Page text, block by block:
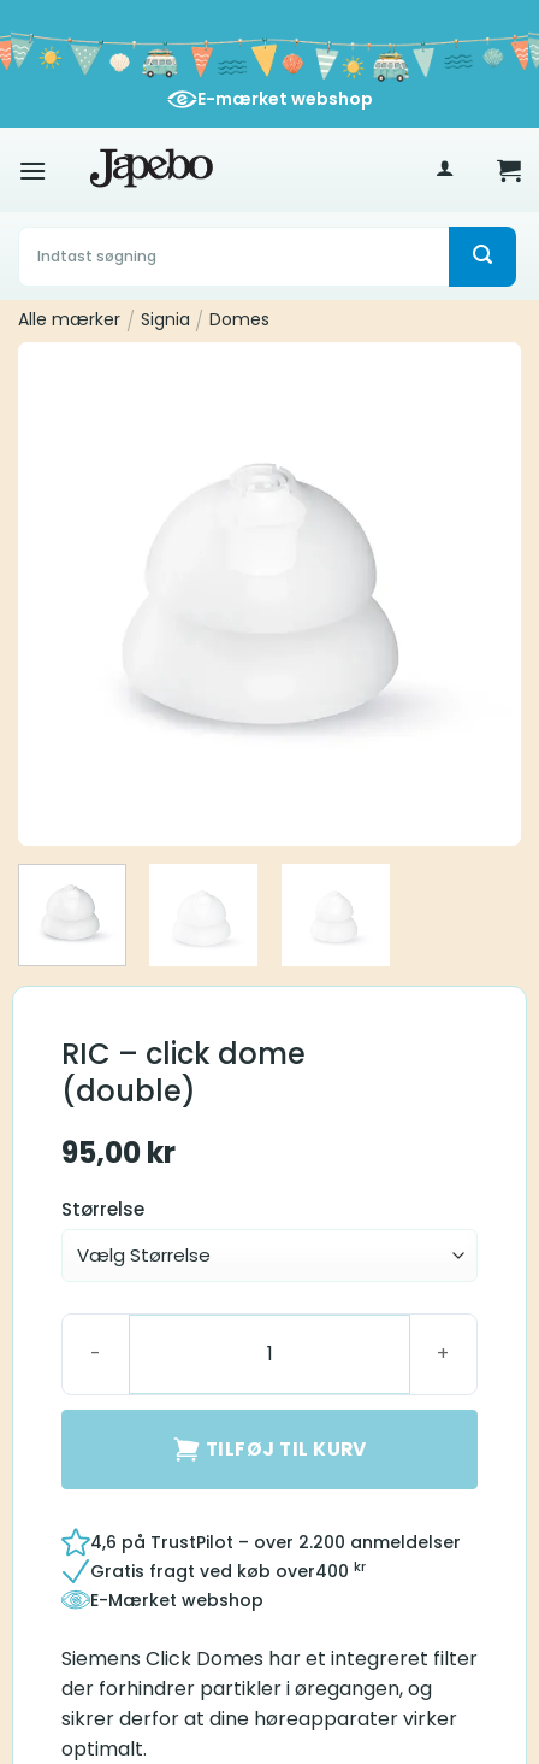
til
indhold
400
E-mærket webshop
Søg
efter:
Alle mærker / Signia / Domes
RIC – click dome
(double)
95,00kr
Størrelse
RIC - click dome (double) antal
TILFØJ TIL KURV
4,6 på TrustPilot – over 2.200 anmeldelser
Gratis fragt ved køb over400 kr
E-Mærket webshop
Siemens Click Domes har et integreret filter
der forhindrer partikler i øregangen, og
sikrer derfor at dine høreapparater virker
optimalt.